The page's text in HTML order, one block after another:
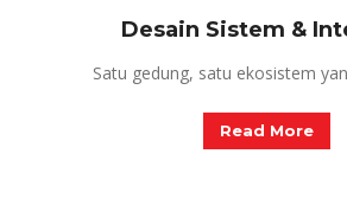
Desain Sistem &
Satu gedung, satu ekosistem
Read More